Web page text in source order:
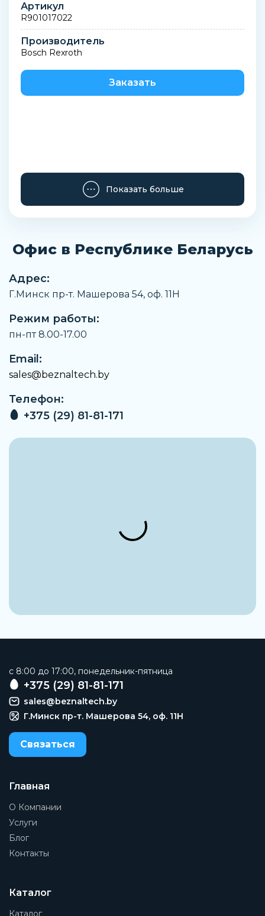
Артикул
R901017022
Производитель
Bosch Rexroth
Заказать
Показать больше
Офис в Республике Беларусь
Адрес:
Г.Минск пр-т. Машерова 54, оф. 11H
Режим работы:
пн-пт 8.00-17.00
Email:
sales@beznaltech.by
Телефон:
+375 (29) 81-81-171
c 8:00 до 17:00, понедельник-пятница
+375 (29) 81-81-171
sales@beznaltech.by
Г.Минск пр-т. Машерова 54, оф. 11H
Связаться
Главная
О Компании
Услуги
Блог
Контакты
Каталог
Каталог